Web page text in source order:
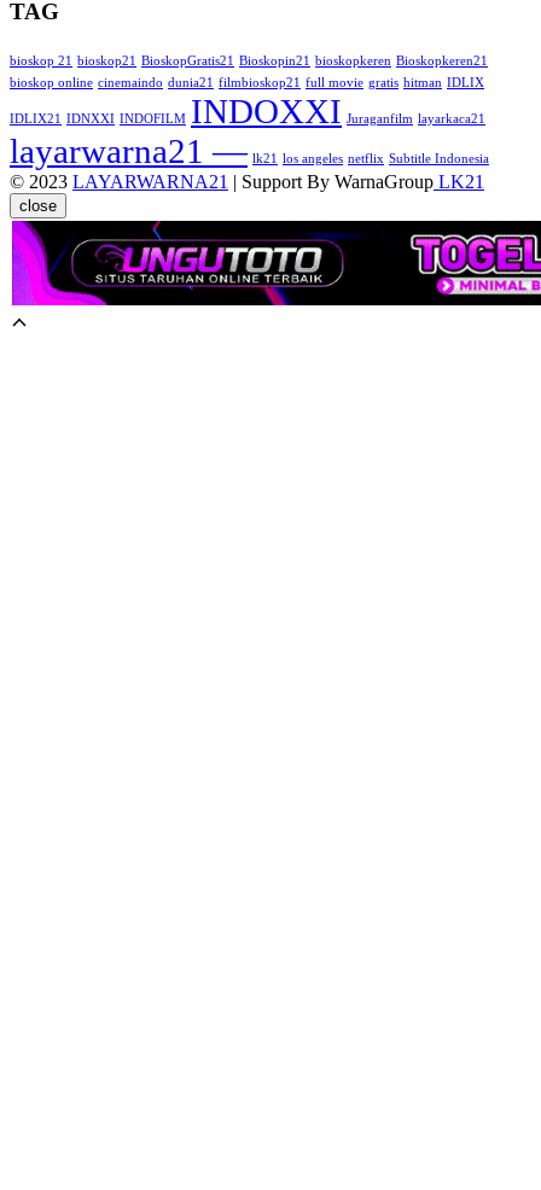
TAG
bioskop 21 bioskop21 BioskopGratis21 Bioskopin21 bioskopkeren Bioskopkeren21
bioskop online cinemaindo dunia21 filmbioskop21 full movie gratis hitman IDLIX
IDLIX21 IDNXXI INDOFILM INDOXXI Juraganfilm layarkaca21
layarwarna21 — lk21 los angeles netflix Subtitle Indonesia
© 2023 LAYARWARNA21 | Support By WarnaGroup LK21
close